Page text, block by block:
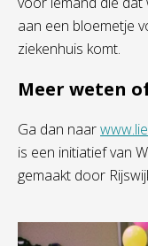
aan een bloemetje
ziekenhuis komt.
Meer weten
Ga dan naar
is een initiatief van
gemaakt door